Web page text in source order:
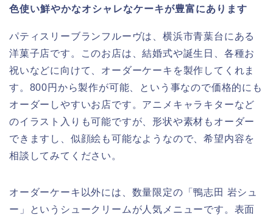
色使い鮮やかなオシャレなケーキが豊富にあります
パティスリーブランフルーヴは、横浜市青葉台にある
洋菓子店です。このお店は、結婚式や誕生日、各種お
祝いなどに向けて、オーダーケーキを製作してくれま
す。800円から製作が可能、という事なので価格的にも
オーダーしやすいお店です。アニメキャラキターなど
のイラスト入りも可能ですが、形状や素材もオーダー
できますし、似顔絵も可能なようなので、希望内容を
相談してみてください。
オーダーケーキ以外には、数量限定の「鴨志田 岩シュ
ー」というシュークリームが人気メニューです。表面